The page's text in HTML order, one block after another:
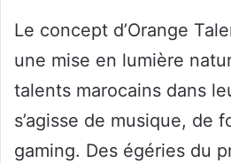
Le concept d’Orange
une mise en lumière
talents marocains dans
s’agisse de musique, de
gaming. Des égéries du